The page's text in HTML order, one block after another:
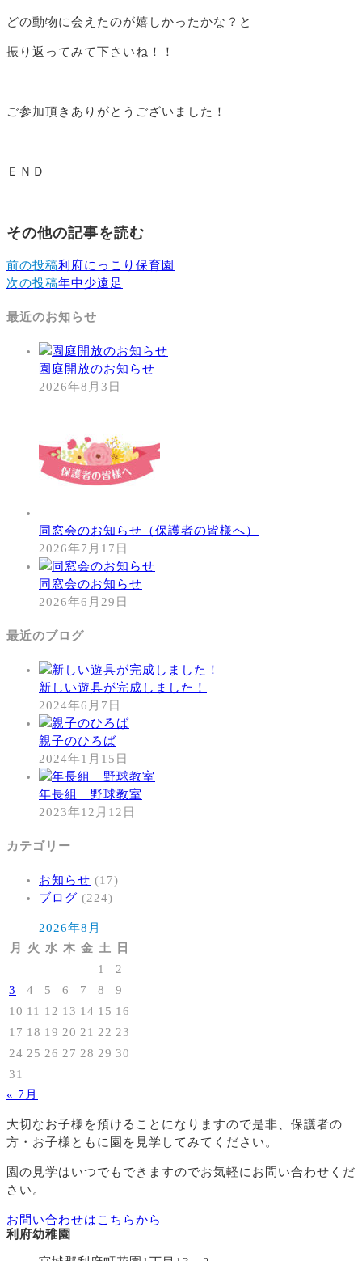
どの動物に会えたのが嬉しかったかな？と
振り返ってみて下さいね！！
ご参加頂きありがとうございました！
ＥＮＤ
その他の記事を読む
前の投稿利府にっこり保育園
次の投稿年中少遠足
最近のお知らせ
園庭開放のお知らせ
2026年8月3日
同窓会のお知らせ（保護者の皆様へ）
2026年7月17日
同窓会のお知らせ
2026年6月29日
最近のブログ
新しい遊具が完成しました！
2024年6月7日
親子のひろば
2024年1月15日
年長組 野球教室
2023年12月12日
カテゴリー
お知らせ (17)
ブログ (224)
2026年8月
月
火 水 木 金 土
日
1
2
3
4 5 6 7 8
9
10 11 12 13 14 15 16
17 18 19 20 21 22 23
24 25 26 27 28 29 30
31
« 7月
大切なお子様を預けることになりますので是非、保護者の
方・お子様ともに園を見学してみてください。
園の見学はいつでもできますのでお気軽にお問い合わせくだ
さい。
お問い合わせはこちらから
利府幼稚園